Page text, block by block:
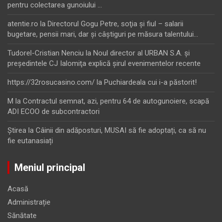
pentru colectarea gunoiului …
atentie.ro la Directorul Gogu Petre, soţia şi fiul – salarii
bugetare, pensii mari, dar şi câştiguri pe măsura talentului…
Tudorel-Cristian Nenciu la Noul director al URBAN S.A. şi
preşedintele CJ Ialomiţa explică şirul evenimentelor recente
https://32rosucasino.com/ la Puchiardeala cui i-a păstorit!
M la Contractul semnat, azi, pentru 64 de autogunoiere, scapă
ADI ECOO de subcontractori
Ştirea la Câinii din adăposturi, MUSAI să fie adoptați, ca să nu
fie eutanasiați
Meniul principal
Acasă
Administrație
Sănătate